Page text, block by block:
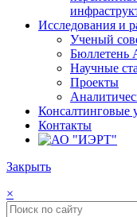
Исследования и
Ученый
Научные
Проекты
Консалтинговые
Контакты
Закрыть
×